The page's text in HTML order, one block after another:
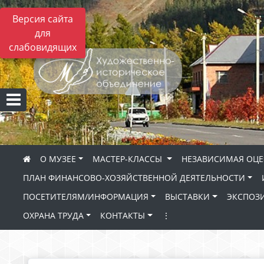
Версия сайта
для
слабовидящих
О МУЗЕЕ МАСТЕР-КЛАССЫ НЕЗАВИСИМАЯ
ПЛАН ФИНАНСОВО-ХОЗЯЙСТВЕННОЙ ДЕЯТЕЛЬНОСТИ
ПОСЕТИТЕЛЯМ/ИНФОРМАЦИЯ
ВЫСТАВКИ
ОХРАНА ТРУДА
КОНТАКТЫ ⋮